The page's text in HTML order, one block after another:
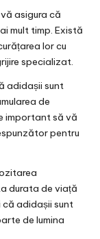
asigura că
mult timp. Există
lor cu
specializat.
adidașii sunt
de
important să vă
pentru
durata de viață
adidașii sunt
de lumina